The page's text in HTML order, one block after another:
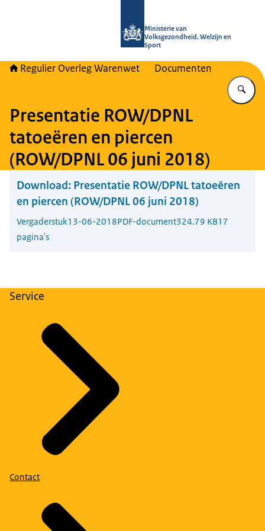
Ministerie van
Volksgezondheid, Welzijn en
Sport
Regulier Overleg Warenwet Documenten
Presentatie ROW/DPNL
tatoeëren en piercen
(ROW/DPNL 06 juni 2018)
Download: Presentatie ROW/DPNL tatoeëren
en piercen (ROW/DPNL 06 juni 2018)
Vergaderstuk13-06-2018PDF-document324.79 KB17
pagina's
Service
Contact